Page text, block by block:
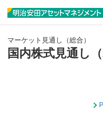
マーケット見通し（総合）
国内株式見通し